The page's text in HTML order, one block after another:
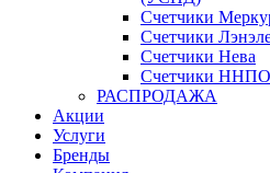
Счетчики
Счетчики
Счетчики Нева
Счетчики
РАСПРОДАЖА
Акции
Услуги
Бренды